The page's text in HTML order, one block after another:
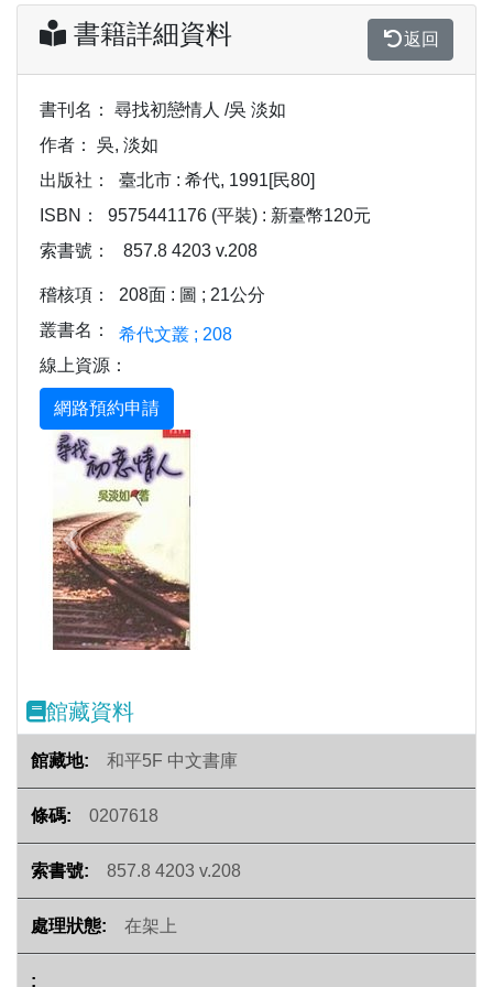
書籍詳細資料 返回
書刊名：
尋找初戀情人 /吳 淡如
作者：
吳, 淡如
出版社：
臺北市 : 希代, 1991[民80]
ISBN：
9575441176 (平裝) : 新臺幣120元
索書號：
857.8 4203 v.208
稽核項：
208面 : 圖 ; 21公分
叢書名：
希代文叢 ; 208
線上資源：
Previous
館藏資料
和平5F 中文書庫
0207618
857.8 4203 v.208
在架上